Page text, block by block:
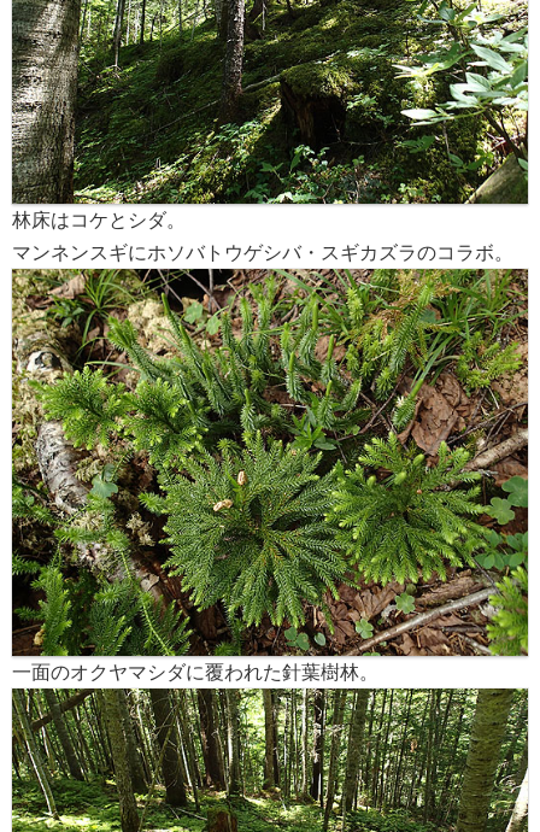
林床はコケとシダ。
マンネンスギにホソバトウゲシバ・スギカズラのコラボ。
一面のオクヤマシダに覆われた針葉樹林。